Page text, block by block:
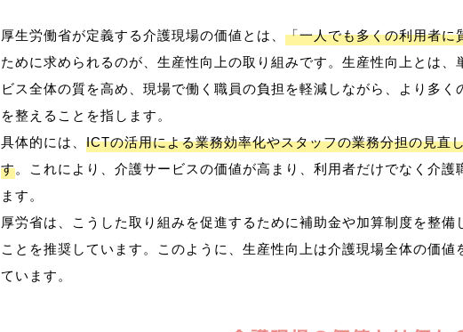
厚生労働省が定義する介護現場の価値とは、 「一人でも多くの利用者に
ために求められるのが、生産性向上の取り組みです。生産性向上とは
ビス全体の質を高め、現場で働く職員の負担を軽減しながら、より多く
を整えることを指します。
具体的には、 ICTの活用による業務効率化やスタッフの業務分担の見直
す。これにより、介護サービスの価値が高まり、利用者だけでなく介
ます。
厚労省は、こうした取り組みを促進するために補助金や加算制度を整
ことを推奨しています。このように、生産性向上は介護現場全体の価